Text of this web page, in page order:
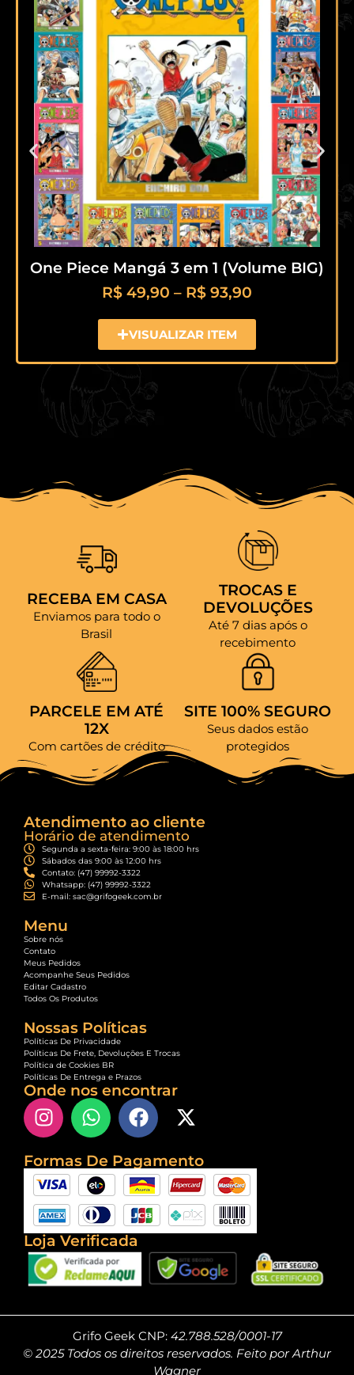
One Piece Mangá 3 em 1 (Volume BIG)
R$ 49,90 – R$ 93,90
VISUALIZAR ITEM
RECEBA EM CASA
Enviamos para todo o
Brasil
TROCAS E
DEVOLUÇÕES
Até 7 dias após o
recebimento
PARCELE EM ATÉ
12X
Com cartões de crédito
SITE 100% SEGURO
Seus dados estão
protegidos
Atendimento ao cliente
Horário de atendimento
Segunda a sexta-feira: 9:00 às 18:00 hrs
Sábados das 9:00 às 12:00 hrs
Contato: (47) 99992-3322
Whatsapp: (47) 99992-3322
E-mail: sac@grifogeek.com.br
Menu
Sobre nós
Contato
Meus Pedidos
Acompanhe Seus Pedidos
Editar Cadastro
Todos Os Produtos
Nossas Políticas
Políticas De Privacidade
Políticas De Frete, Devoluções E Trocas
Política de Cookies BR
Políticas De Entrega e Prazos
Onde nos encontrar
Formas De Pagamento
Loja Verificada
Grifo Geek CNP: 42.788.528/0001-17
© 2025 Todos os direitos reservados. Feito por Arthur
Wagner